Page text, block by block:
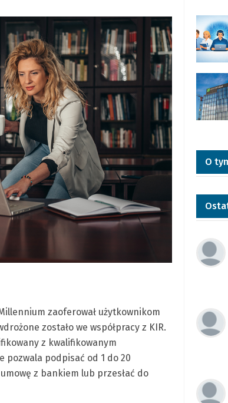
zaoferował użytkownikom
zostało we współpracy z KIR.
z kwalifikowanym
podpisać od 1 do 20
z bankiem lub przesłać do
O